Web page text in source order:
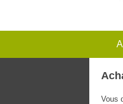
Vous